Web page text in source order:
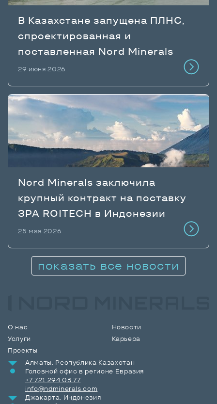
В Казахстане запущена ПЛНС,
спроектированная и
поставленная Nord Minerals
29 июня 2026
Nord Minerals заключила
крупный контракт на поставку
ЗРА ROITECH в Индонезии
25 мая 2026
показать все новости
О нас
Услуги
Проекты
Новости
Карьера
Алматы, Республика Казахстан
Головной офис в регионе Евразия
+7 721 294 03 77
info@ndminerals.com
Джакарта, Индонезия